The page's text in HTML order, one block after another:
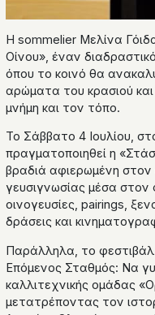
Η sommelier Μελίνα
Οίνου», έναν
όπου το κοινό θα
αρώματα του κρασιού
μνήμη και τον τόπο.
Το Σάββατο 4 Ιουλίου,
πραγματοποιηθεί η
βραδιά αφιερωμένη στον
γευσιγνωσίας μέσα
οινογευσίες, pairings,
δράσεις και
Παράλληλα, το
Επόμενος Σταθμός: Να
καλλιτεχνικής ομάδας
μετατρέποντας τον